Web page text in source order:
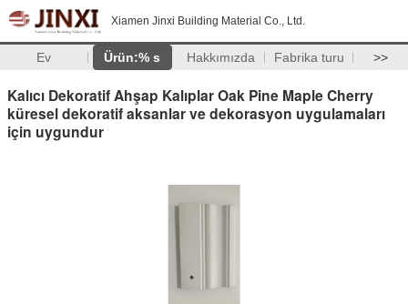
Xiamen Jinxi Building Material Co., Ltd.
Ev Ürün:% s Hakkımızda Fabrika turu >>
Kalıcı Dekoratif Ahşap Kalıplar Oak Pine Maple Cherry
küresel dekoratif aksanlar ve dekorasyon uygulamaları
için uygundur